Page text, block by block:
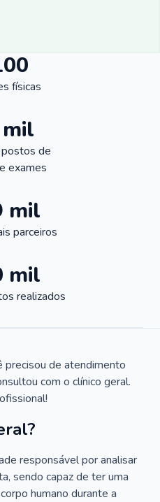
físicas
de
exames
mil
parceiros
mil
realizados
precisou de atendimento
com o clínico geral.
responsável por analisar
sendo capaz de ter uma
humano durante a